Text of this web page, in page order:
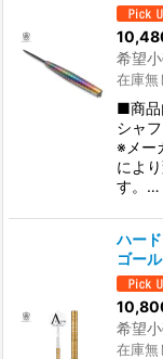
希望
在庫無
■商品
シャ
※メー
によ
す。…
ハー
ゴー
希望
在庫無